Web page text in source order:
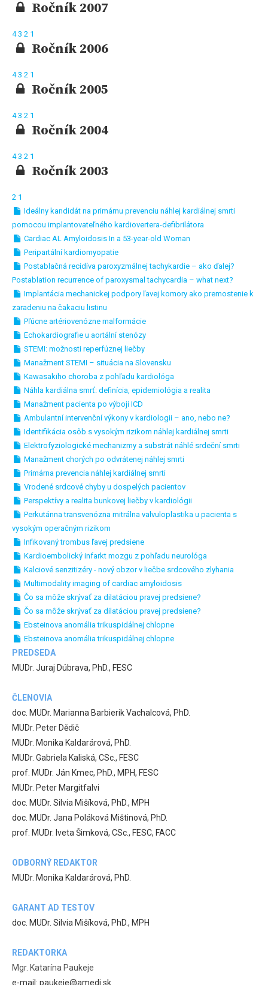
Ročník 2007
43 2 1
Ročník 2006
43 2 1
Ročník 2005
43 2 1
Ročník 2004
43 2 1
Ročník 2003
2 1
Ideálny kandidát na primárnu prevenciu náhlej kardiálnej smrti
pomocou implantovateľného kardiovertera-defibrilátora
Cardiac AL Amyloidosis In a 53-year-old Woman
Peripartální kardiomyopatie
Postablačná recidíva paroxyzmálnej tachykardie – ako ďalej?
Postablation recurrence of paroxysmal tachycardia – what next?
Implantácia mechanickej podpory ľavej komory ako premostenie k
zaradeniu na čakaciu listinu
Pľúcne artériovenózne malformácie
Echokardiografie u aortální stenózy
STEMI: možnosti reperfúznej liečby
Manažment STEMI – situácia na Slovensku
Kawasakiho choroba z pohľadu kardiológa
Náhla kardiálna smrť: definícia, epidemiológia a realita
Manažment pacienta po výboji ICD
Ambulantní intervenční výkony v kardiologii – ano, nebo ne?
Identifikácia osôb s vysokým rizikom náhlej kardiálnej smrti
Elektrofyziologické mechanizmy a substrát náhlé srdeční smrti
Manažment chorých po odvrátenej náhlej smrti
Primárna prevencia náhlej kardiálnej smrti
Vrodené srdcové chyby u dospelých pacientov
Perspektívy a realita bunkovej liečby v kardiológii
Perkutánna transvenózna mitrálna valvuloplastika u pacienta s
vysokým operačným rizikom
Infikovaný trombus ľavej predsiene
Kardioembolický infarkt mozgu z pohľadu neurológa
Kalciové senzitizéry - nový obzor v liečbe srdcového zlyhania
Multimodality imaging of cardiac amyloidosis
Čo sa môže skrývať za dilatáciou pravej predsiene?
Čo sa môže skrývať za dilatáciou pravej predsiene?
Ebsteinova anomália trikuspidálnej chlopne
Ebsteinova anomália trikuspidálnej chlopne
PREDSEDA
MUDr. Juraj Dúbrava, PhD., FESC
ČLENOVIA
doc. MUDr. Marianna Barbierik Vachalcová, PhD.
MUDr. Peter Dědič
MUDr. Monika Kaldarárová, PhD.
MUDr. Gabriela Kaliská, CSc., FESC
prof. MUDr. Ján Kmec, PhD., MPH, FESC
MUDr. Peter Margitfalvi
doc. MUDr. Silvia Mišíková, PhD., MPH
doc. MUDr. Jana Poláková Mištinová, PhD.
prof. MUDr. Iveta Šimková, CSc., FESC, FACC
ODBORNÝ REDAKTOR
MUDr. Monika Kaldarárová, PhD.
GARANT AD TESTOV
doc. MUDr. Silvia Mišíková, PhD., MPH
REDAKTORKA
Mgr. Katarína Paukeje
e-mail: paukeje@amedi.sk